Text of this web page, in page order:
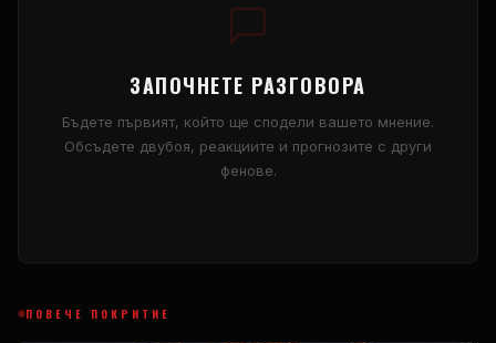
ЗАПОЧНЕТЕ РАЗГОВОРА
Бъдете първият, който ще сподели вашето мнение.
Обсъдете двубоя, реакциите и прогнозите с други
фенове.
ПОВЕЧЕ ПОКРИТИЕ